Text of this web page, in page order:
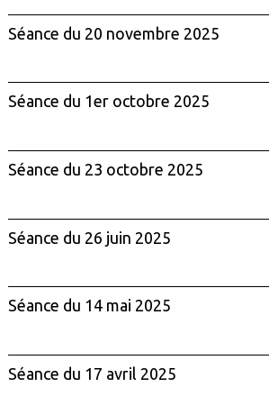
Séance du 20 novembre 2025
Séance du 1er octobre 2025
Séance du 23 octobre 2025
Séance du 26 juin 2025
Séance du 14 mai 2025
Séance du 17 avril 2025